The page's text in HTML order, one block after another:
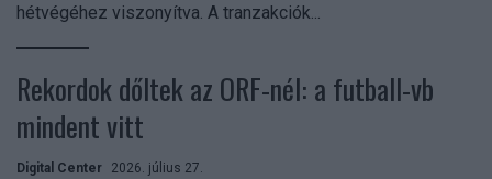
hétvégéhez viszonyítva. A tranzakciók...
Rekordok dőltek az ORF-nél: a futball-vb
mindent vitt
Digital Center 2026. július 27.